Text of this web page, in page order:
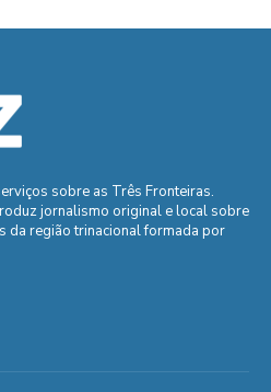
sobre as Três Fronteiras.
jornalismo original e local sobre
da região trinacional formada por